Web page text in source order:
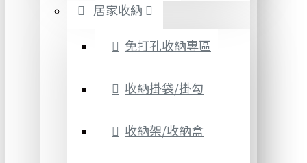
居家收納
免打孔收納專區
收納掛袋/掛勾
收納架/收納盒